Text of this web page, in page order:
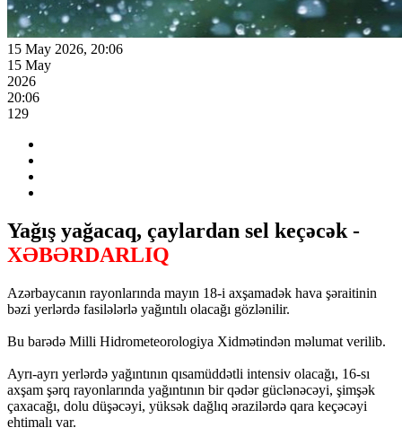
15 May 2026, 20:06
15 May
2026
20:06
129
Yağış yağacaq, çaylardan sel keçəcək -
XƏBƏRDARLIQ
Azərbaycanın rayonlarında mayın 18-i axşamadək hava şəraitinin
bəzi yerlərdə fasilələrlə yağıntılı olacağı gözlənilir.
Bu barədə Milli Hidrometeorologiya Xidmətindən məlumat verilib.
Ayrı-ayrı yerlərdə yağıntının qısamüddətli intensiv olacağı, 16-sı
axşam şərq rayonlarında yağıntının bir qədər güclənəcəyi, şimşək
çaxacağı, dolu düşəcəyi, yüksək dağlıq ərazilərdə qara keçəcəyi
ehtimalı var.